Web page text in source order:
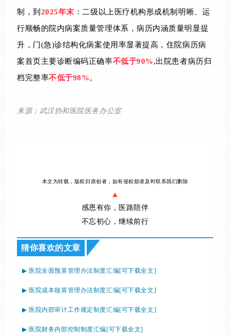
制，到 2025年末 ：二级以上医疗机构形成机制明晰、运
行顺畅的院内病案质量管理体系，病历内涵质量明显提
升，门(急)诊结构化病案使用率显著提高，住院病历病
案首页主要诊断编码正确率不低于90%,出院患者病历归
档完整率不低于98%。
来源：武汉协和医院医务办公室
本文为转载，版权归原创者，如有侵权烦请及时联系我们删除
▲
感恩有你，医路陪伴
不忘初心，继续前行
猜你喜欢的文章
▶医院全面预算管理办法制度汇编[可下载全文]
▶医院成本核算管理办法制度汇编[可下载全文]
▶医院内部审计工作规定制度汇编[可下载全文]
▶医院财务内部控制制度汇编[可下载全文]